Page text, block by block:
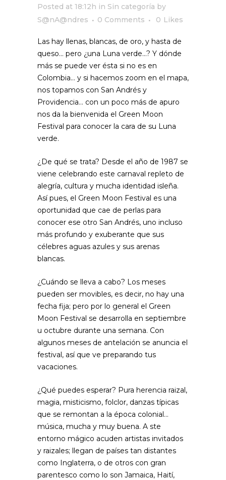
Posted at 18:12h in Sin categoría by
S@nA@ndres
0 Comments 0 Likes
Las hay llenas, blancas, de oro, y hasta de
queso… pero ¿una Luna verde…? Y dónde
más se puede ver ésta si no es en
Colombia… y si hacemos zoom en el mapa,
nos topamos con San Andrés y
Providencia… con un poco más de apuro
nos da la bienvenida el Green Moon
Festival para conocer la cara de su Luna
verde.
¿De qué se trata? Desde el año de 1987 se
viene celebrando este carnaval repleto de
alegría, cultura y mucha identidad isleña.
Así pues, el Green Moon Festival es una
oportunidad que cae de perlas para
conocer ese otro San Andrés, uno incluso
más profundo y exuberante que sus
célebres aguas azules y sus arenas
blancas.
¿Cuándo se lleva a cabo? Los meses
pueden ser movibles, es decir, no hay una
fecha fija; pero por lo general el Green
Moon Festival se desarrolla en septiembre
u octubre durante una semana. Con
algunos meses de antelación se anuncia el
festival, así que ve preparando tus
vacaciones.
¿Qué puedes esperar? Pura herencia raizal,
magia, misticismo, folclor, danzas típicas
que se remontan a la época colonial…
música, mucha y muy buena. A ste
entorno mágico acuden artistas invitados
y raizales; llegan de países tan distantes
como Inglaterra, o de otros con gran
parentesco como lo son Jamaica, Haití,